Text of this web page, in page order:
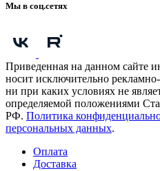
Мы в соц.сетях
Приведенная на данном сайте
носит исключительно
ни при каких условиях не
определяемой положениями
РФ. Политика
персональных данных.
Оплата
Доставка